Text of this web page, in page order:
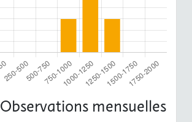
Observations mensuelles